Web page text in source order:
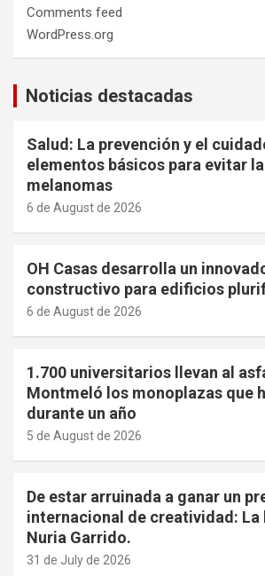
Comments feed
WordPress.org
Noticias destacadas
Salud: La prevención y el
elementos básicos para evitar
melanomas
6 de August de 2026
OH Casas desarrolla un
constructivo para edificios
6 de August de 2026
1.700 universitarios llevan al
Montmeló los monoplazas que
durante un año
5 de August de 2026
De estar arruinada a ganar un
internacional de creatividad: La
Nuria Garrido.
31 de July de 2026